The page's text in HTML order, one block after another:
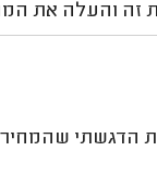
זה והעלה את
הדגשתי